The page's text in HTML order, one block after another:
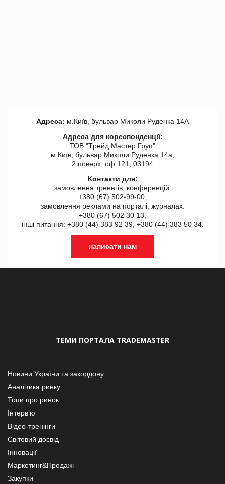
Адреса: м.Київ, бульвар Миколи Руденка 14А
Адреса для кореспонденції:
ТОВ "Tрейд Мастер Груп"
м.Київ, бульвар Миколи Руденка 14а,
2 поверх, оф 121, 03194
Контакти для:
замовлення треннгів, конференцій:
+380 (67) 502-99-00,
замовлення реклами на порталі, журналах:
+380 (67) 502 30 13,
інші питання: +380 (44) 383 92 39, +380 (44) 383 50 34.
написати нам
ТЕМИ ПОРТАЛА TRADEMASTER
Новини України та закордону
Аналітика ринку
Топи про ринок
Інтерв’ю
Відео-тренінги
Світовий досвід
Інновації
Маркетинг&Продажі
Закупки